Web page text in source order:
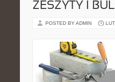
ZESZYTY I
POSTED BY ADMIN